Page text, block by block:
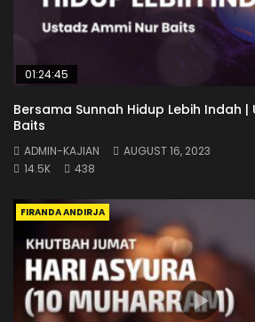
01:24:45
Bersama Sunnah Hidup Lebih Indah |
Baits
ADMIN-KAJIAN
AUGUST 16, 2023
14.5K
438
FIRANDA ANDIRJA